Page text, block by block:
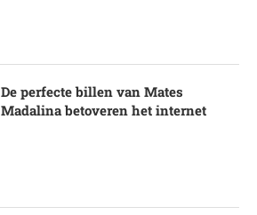
De perfecte billen van Mates
Madalina betoveren het internet